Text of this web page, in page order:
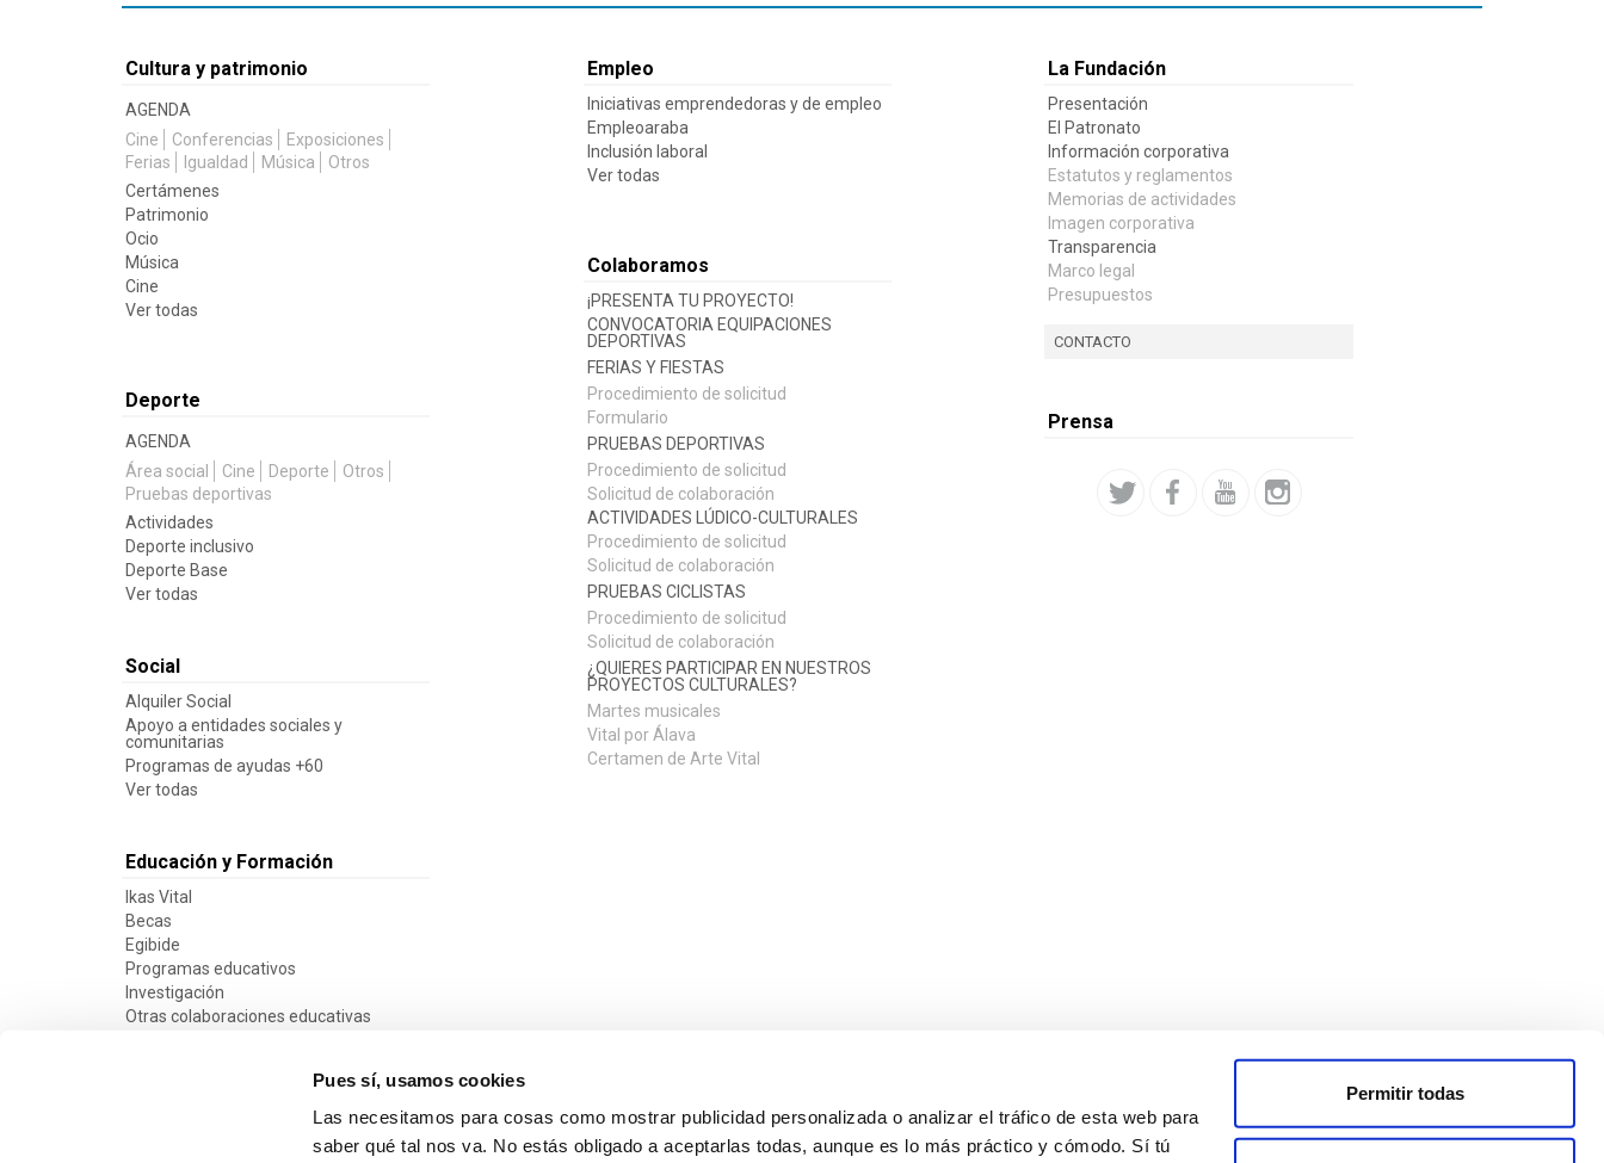
Pues sí, usamos cookies
Las necesitamos para cosas como mostrar publicidad personalizada o analizar el tráfico de esta web para
saber qué tal nos va. No estás obligado a aceptarlas todas, aunque es lo más práctico y cómodo. Sí tú
Permitir todas
Cultura y patrimonio
AGENDA
Cine
Conferencias
Exposiciones
Ferias
Igualdad Música
Otros
Certámenes
Patrimonio
Ocio
Música
Cine
Ver todas
Deporte
AGENDA
Área social
Cine Deporte
Otros
Pruebas deportivas
Actividades
Deporte inclusivo
Deporte Base
Ver todas
Social
Alquiler Social
Apoyo a entidades sociales y
comunitarias
Programas de ayudas +60
Ver todas
Educación y Formación
Ikas Vital
Becas
Egibide
Programas educativos
Investigación
Otras colaboraciones educativas
Empleo
Iniciativas emprendedoras y de empleo
Empleoaraba
Inclusión laboral
Ver todas
Colaboramos
¡PRESENTA TU PROYECTO!
CONVOCATORIA EQUIPACIONES
DEPORTIVAS
FERIAS Y FIESTAS
Procedimiento de solicitud
Formulario
PRUEBAS DEPORTIVAS
Procedimiento de solicitud
Solicitud de colaboración
ACTIVIDADES LÚDICO-CULTURALES
Procedimiento de solicitud
Solicitud de colaboración
PRUEBAS CICLISTAS
Procedimiento de solicitud
Solicitud de colaboración
¿QUIERES PARTICIPAR EN NUESTROS
PROYECTOS CULTURALES?
Martes musicales
Vital por Álava
Certamen de Arte Vital
La Fundación
Presentación
El Patronato
Información corporativa
Estatutos y reglamentos
Memorias de actividades
Imagen corporativa
Transparencia
Marco legal
Presupuestos
CONTACTO
Prensa